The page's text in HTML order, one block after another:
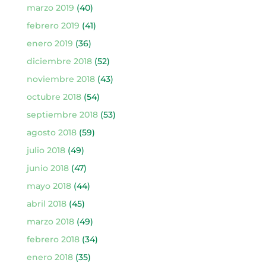
marzo 2019 (40)
febrero 2019 (41)
enero 2019 (36)
diciembre 2018(52)
noviembre 2018(43)
octubre 2018(54)
septiembre 2018(53)
agosto 2018(59)
julio 2018(49)
junio 2018(47)
mayo 2018(44)
abril 2018(45)
marzo 2018(49)
febrero 2018(34)
enero 2018(35)